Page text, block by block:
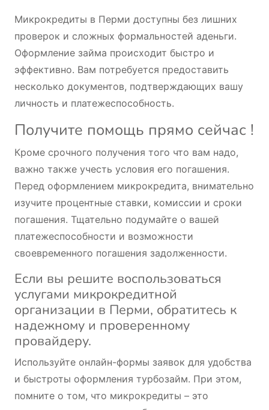
Микрокредиты в Перми доступны без лишних
проверок и сложных формальностей аденьги.
Оформление займа происходит быстро и
эффективно. Вам потребуется предоставить
несколько документов, подтверждающих вашу
личность и платежеспособность.
Получите помощь прямо сейчас !
Кроме срочного получения того что вам надо,
важно также учесть условия его погашения.
Перед оформлением микрокредита, внимательно
изучите процентные ставки, комиссии и сроки
погашения. Тщательно подумайте о вашей
платежеспособности и возможности
своевременного погашения задолженности.
Если вы решите воспользоваться
услугами микрокредитной
организации в Перми, обратитесь к
надежному и проверенному
провайдеру.
Используйте онлайн-формы заявок для удобства
и быстроты оформления турбозайм. При этом,
помните о том, что микрокредиты – это